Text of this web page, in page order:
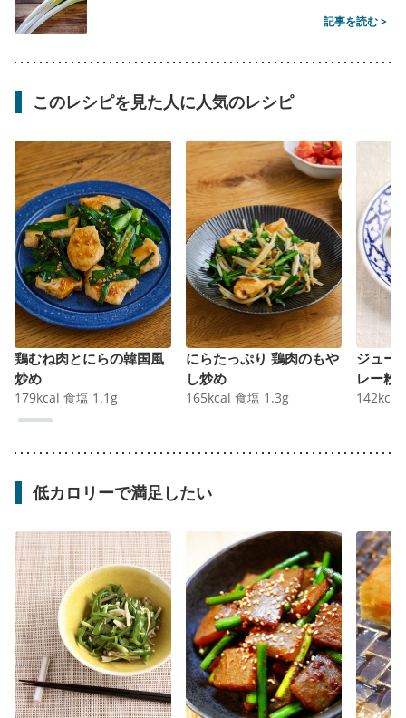
記事を読む >
このレシピを見た人に人気のレシピ
鶏むね肉とにらの韓国風
炒め
179kcal 食塩 1.1 g
にらたっぷり 鶏肉のもや
し炒め
165kcal 食塩 1.3g
ジュー
レー粉
142kcal
低カロリーで満足したい